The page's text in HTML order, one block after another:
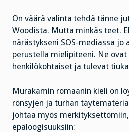
On väärä valinta tehdä tänne
Woodista. Mutta minkäs teet.
närästykseni SOS-mediassa jo
perustella mielipiteeni. Ne ovat
henkilökohtaiset ja tulevat
Murakamin romaanin kieli on
rönsyjen ja turhan
johtaa myös
epäloogisuuksiin: